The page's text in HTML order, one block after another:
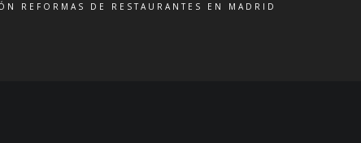
REFORMAS DE RESTAURANTES EN MADRID